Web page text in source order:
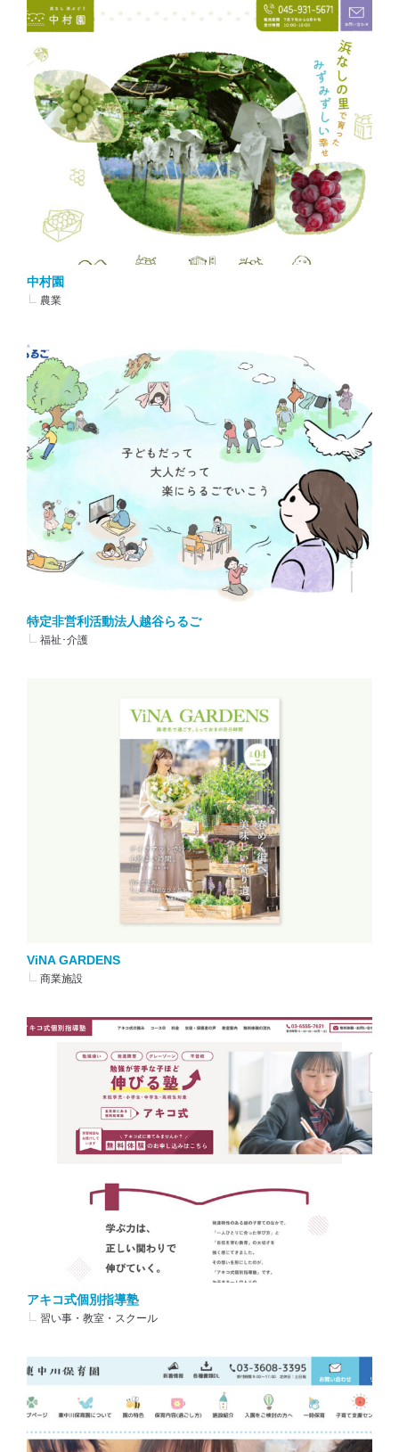
中村園
農業
特定非営利活動法人越谷らるご
福祉･介護
ViNA GARDENS
商業施設
アキコ式個別指導塾
習い事・教室・スクール